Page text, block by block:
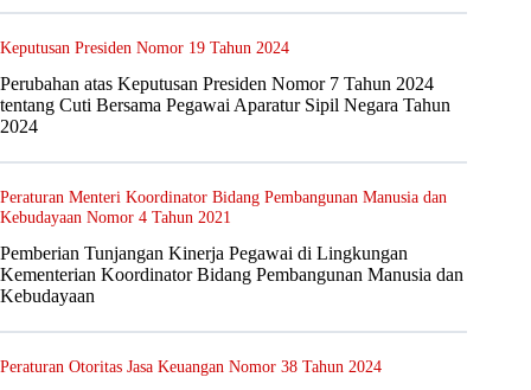
Keputusan Presiden Nomor 19 Tahun 2024
Perubahan atas Keputusan Presiden Nomor 7 Tahun 2024
tentang Cuti Bersama Pegawai Aparatur Sipil Negara Tahun
2024
Peraturan Menteri Koordinator Bidang Pembangunan Manusia dan
Kebudayaan Nomor 4 Tahun 2021
Pemberian Tunjangan Kinerja Pegawai di Lingkungan
Kementerian Koordinator Bidang Pembangunan Manusia dan
Kebudayaan
Peraturan Otoritas Jasa Keuangan Nomor 38 Tahun 2024